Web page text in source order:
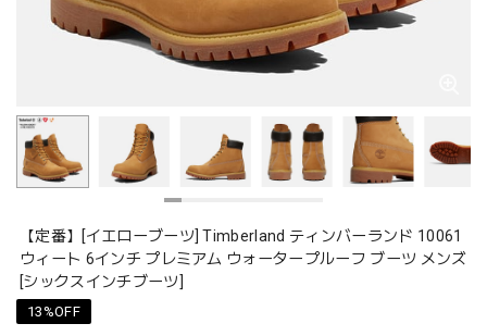
【定番】[イエローブーツ] Timberland ティンバーランド 10061
ウィート 6インチ プレミアム ウォータープルーフ ブーツ メンズ
[シックスインチブーツ]
13%OFF